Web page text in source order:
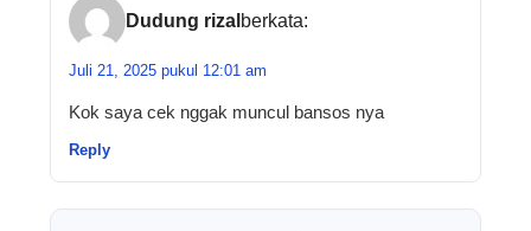
Dudung rizal berkata:
Juli 21, 2025 pukul 12:01 am
Kok saya cek nggak muncul bansos nya
Reply